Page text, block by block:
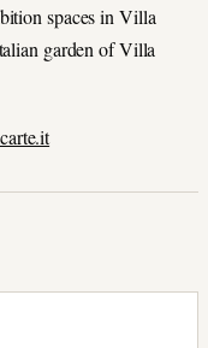
spaces in Villa
garden of Villa